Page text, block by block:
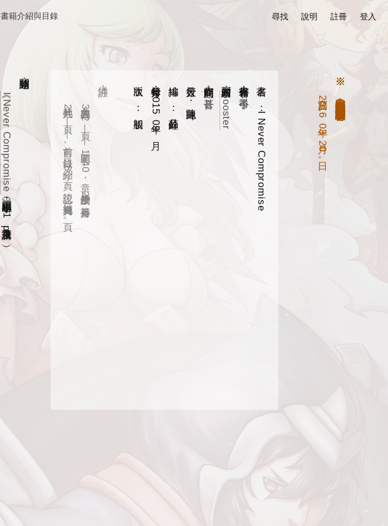
書籍介紹與目錄 尋找 說明 註冊 登入
※ 本文為網路遊戲《英雄聯盟》之二次創作小說讀後心得
。
2016
03
20
日。
書名 ：I Never Compromise
書籍作者：
司令子
封面繪圖：
Gooster
寫作顧問：
發行人 ：陳兆瑋
編排 ：蘇品銓
發行年月：2015
09
版次 ：初版
備註：
392
頁——範圍
1~40
章，外加楔子及
2
篇番外。
21
頁——前言、目錄、介紹
8
頁；後記、補充資料
13
頁。
相關連結：
《I Never Compromise》網頁版
（巴哈小屋，61
ptt）